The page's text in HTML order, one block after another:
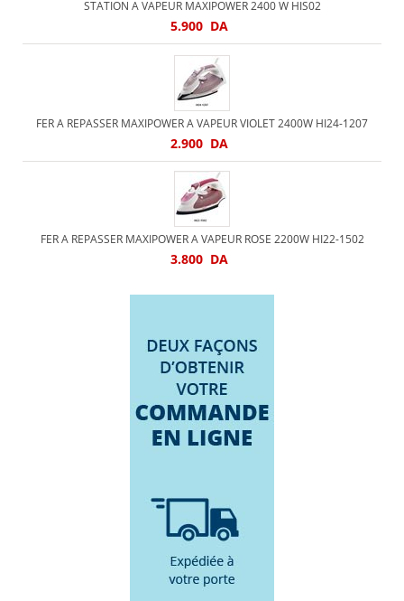
STATION A VAPEUR MAXIPOWER 2400 W HIS02
5.900 DA
FER A REPASSER MAXIPOWER A VAPEUR VIOLET 2400W HI24-1207
2.900 DA
FER A REPASSER MAXIPOWER A VAPEUR ROSE 2200W HI22-1502
3.800 DA